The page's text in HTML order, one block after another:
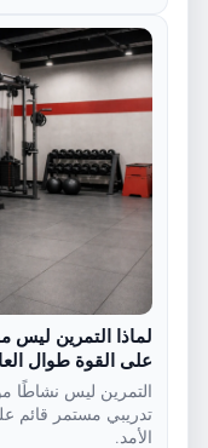
لماذا التمرين
على القوة طوال
التمرين ليس نشاطًا
تدريبي مستمر قائم
الأمد.